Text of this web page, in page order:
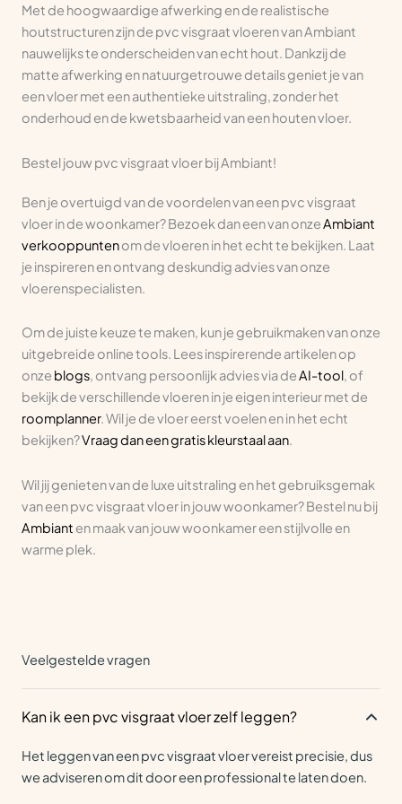
Met de hoogwaardige afwerking en de realistische
houtstructuren zijn de pvc visgraat vloeren van Ambiant
nauwelijks te onderscheiden van echt hout. Dankzij de
matte afwerking en natuurgetrouwe details geniet je van
een vloer met een authentieke uitstraling, zonder het
onderhoud en de kwetsbaarheid van een houten vloer.
Bestel jouw pvc visgraat vloer bij Ambiant!
Ben je overtuigd van de voordelen van een pvc visgraat
vloer in de woonkamer? Bezoek dan een van onzeAmbiant
verkooppuntenom de vloeren in het echt te bekijken. Laat
je inspireren en ontvang deskundig advies van onze
vloerenspecialisten.
Om de juiste keuze te maken, kun je gebruikmaken van onze
uitgebreide online tools. Lees inspirerende artikelen op
onze blogs, ontvang persoonlijk advies via deAI-tool, of
bekijk de verschillende vloeren in je eigen interieur met de
roomplanner. Wil je de vloer eerst voelen en in het echt
bekijken?Vraag dan een gratis kleurstaal aan.
Wil jij genieten van de luxe uitstraling en het gebruiksgemak
van een pvc visgraat vloer in jouw woonkamer? Bestel nu bij
Ambiant en maak van jouw woonkamer een stijlvolle en
warme plek.
Veelgestelde vragen
Kan ik een pvc visgraat vloer zelf leggen?
Het leggen van een pvc visgraat vloer vereist precisie, dus
we adviseren om dit door een professional te laten doen.